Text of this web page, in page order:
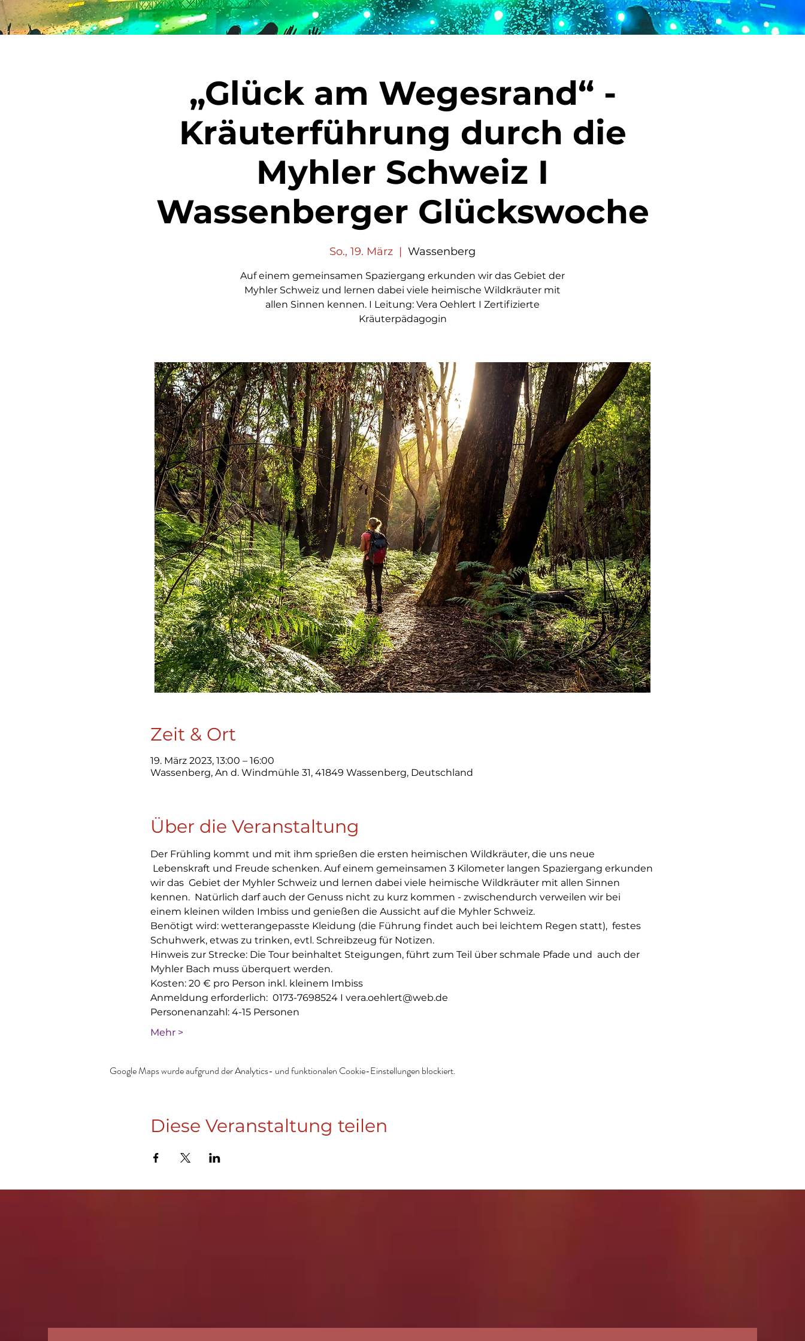
„Glück am Wegesrand“ -
Kräuterführung durch die
Myhler Schweiz I
Wassenberger Glückswoche
So., 19. März
  |
Wassenberg
Auf einem gemeinsamen Spaziergang erkunden wir das Gebiet der
Myhler Schweiz und lernen dabei viele heimische Wildkräuter mit
allen Sinnen kennen. I Leitung: Vera Oehlert I Zertifizierte
Zeit & Ort
19. März 2023, 13:00 – 16:00
Wassenberg, An d. Windmühle 31, 41849 Wassenberg, Deutschland
Über die Veranstaltung
Der Frühling kommt und mit ihm sprießen die ersten heimischen Wildkräuter, die uns neue
Lebenskraft und Freude schenken. Auf einem gemeinsamen 3 Kilometer langen Spaziergang erkunden
wir das  Gebiet der Myhler Schweiz und lernen dabei viele heimische Wildkräuter mit allen Sinnen
kennen.  Natürlich darf auch der Genuss nicht zu kurz kommen - zwischendurch verweilen wir bei
einem kleinen wilden Imbiss und genießen die Aussicht auf die Myhler Schweiz.
Benötigt wird: wetterangepasste Kleidung (die Führung findet auch bei leichtem Regen statt),  festes
Schuhwerk, etwas zu trinken, evtl. Schreibzeug für Notizen.
Hinweis zur Strecke: Die Tour beinhaltet Steigungen, führt zum Teil über schmale Pfade und  auch der
Myhler Bach muss überquert werden.
Kosten: 20 € pro Person inkl. kleinem Imbiss
Anmeldung erforderlich:  0173-7698524 I vera.oehlert@web.de
Personenanzahl: 4-15 Personen
Mehr >
Google Maps wurde aufgrund der Analytics- und funktionalen Cookie-Einstellungen blockiert.
Diese Veranstaltung teilen